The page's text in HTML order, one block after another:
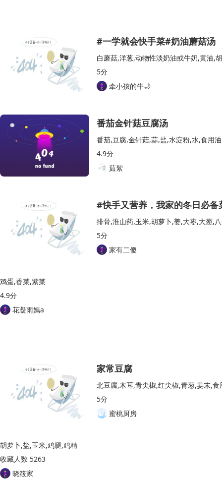
#一学就会快手菜#奶油蘑菇汤
白蘑菇,洋葱,动物性淡奶油或牛奶,黄油,
5分
牵小孩的牛🌙
番茄金针菇豆腐汤
番茄,豆腐,金针菇,蒜,盐,水淀粉,水,食用
4.9分
茹絮
#快手又营养，我家的冬日必
排骨,淮山药,玉米,胡萝卜,姜,大枣,大葱,
5分
家有二傻
鸡蛋,香菜,紫菜
4.9分
花凝雨嫣a
家常豆腐
北豆腐,木耳,青尖椒,红尖椒,青葱,姜末,
5分
蜜桃厨房
胡萝卜,盐,玉米,鸡腿,鸡精
收藏人数 5263
晓筱家